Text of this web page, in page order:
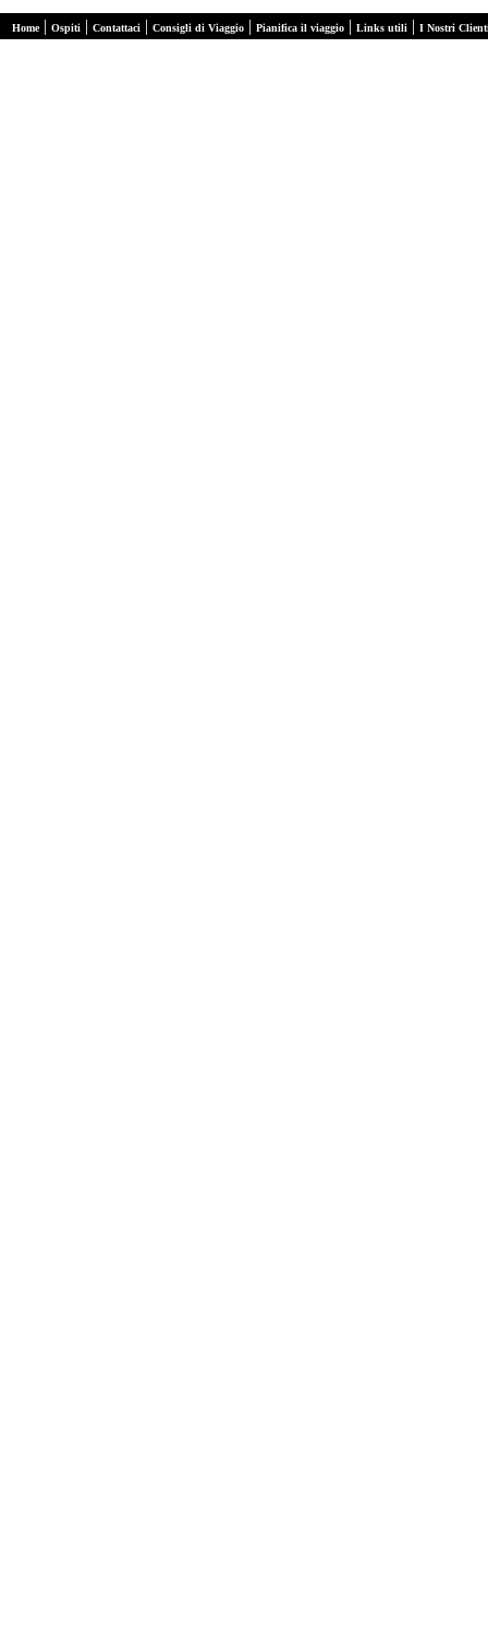
Home| Ospiti | Contattaci | Consigli di Viaggio | Pianifica il viaggio | Links utili | I Nostri